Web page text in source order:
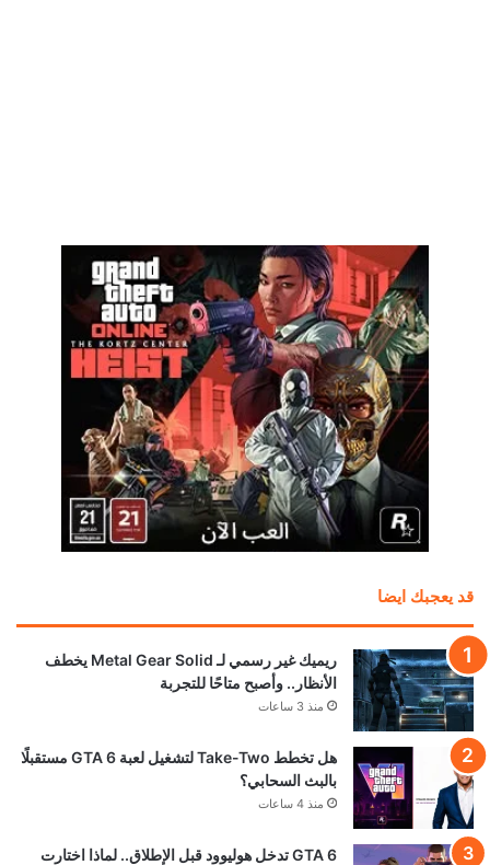
قد يعجبك ايضا
ريميك غير رسمي لـ Metal Gear Solid يخطف
الأنظار.. وأصبح متاحًا للتجربة
منذ 3 ساعات
هل تخطط Take-Two لتشغيل لعبة GTA 6 مستقبلًا
بالبث السحابي؟
منذ 4 ساعات
GTA 6 تدخل هوليوود قبل الإطلاق.. لماذا اختارت